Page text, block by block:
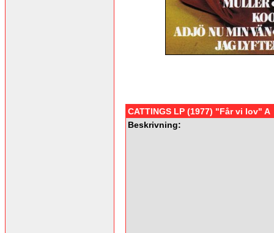
CATTINGS LP (1977) "Får vi lov" A
Beskrivning: